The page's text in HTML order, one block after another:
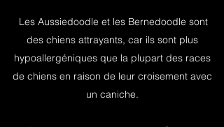
Les Aussiedoodle et les Bernedoodle sont
des chiens attrayants, car ils sont plus
hypoallergéniques que la plupart des races
de chiens en raison de leur croisement avec
un caniche.